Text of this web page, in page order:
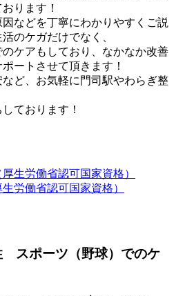
ります！
などを丁寧にわかりやすくご説
のケガだけでなく、
ケアもしており、なかなか改善
ートさせて頂きます！
ど、お気軽に門司駅やわらぎ整
ております！
労働省認可国家資格）
スポーツ（野球）でのケ